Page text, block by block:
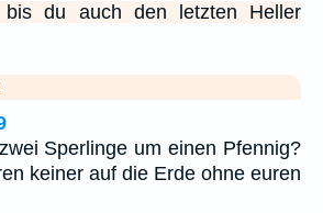
bis du auch den letzten Heller
Sperlinge um einen Pfennig?
keiner auf die Erde ohne euren